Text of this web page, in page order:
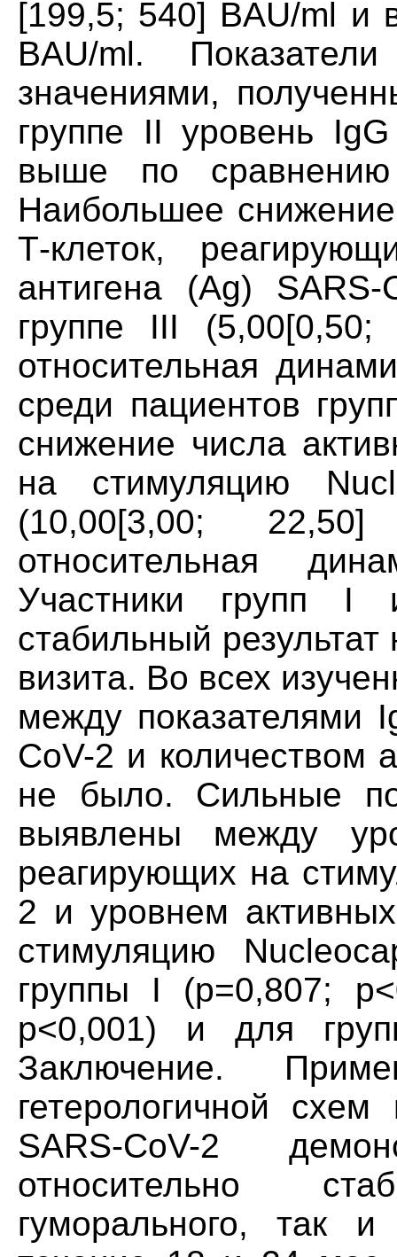
[199,5; 540] BAU/ml и
BAU/ml.
значениями,
группе II уровень
выше по
Наибольшее
Т-клеток,
антигена (Ag) SARS-
группе III
относительная
среди пациентов
снижение числа
на стимуляцию
(10,00[3,00;
относительная
Участники групп I
стабильный
визита. Во всех
между показателями
CoV-2 и количеством
не было. Сильные
выявлены между
реагирующих на
2 и уровнем
стимуляцию
группы I (р=0,807;
р<0,001) и для
Заключение.
гетерологичной
SARS-CoV-2
относительно
гуморального, так